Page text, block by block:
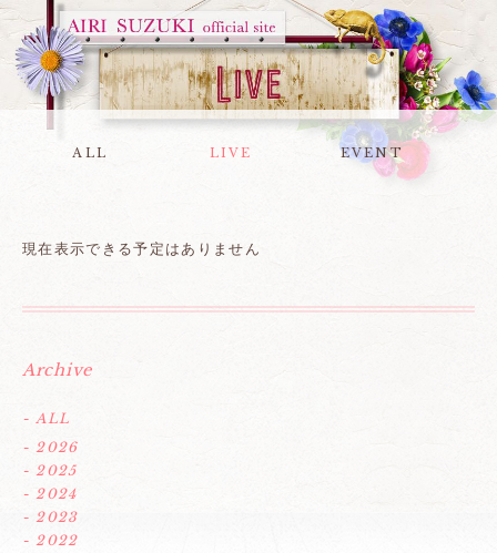
ALL LIVE EVENT
現在表示できる予定はありません
Archive
- ALL
- 2026
- 2025
- 2024
- 2023
- 2022